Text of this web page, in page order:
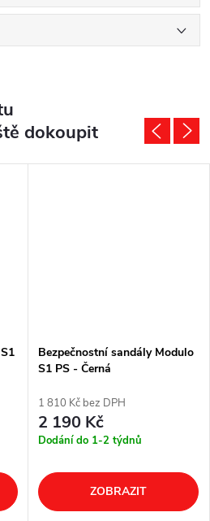
dokoupit
Bezpečnostní sandály Modulo
S1 PS - Černá
1 810 Kč bez DPH
2 190 Kč
Dodání do 1-2 týdnů
ZOBRAZIT